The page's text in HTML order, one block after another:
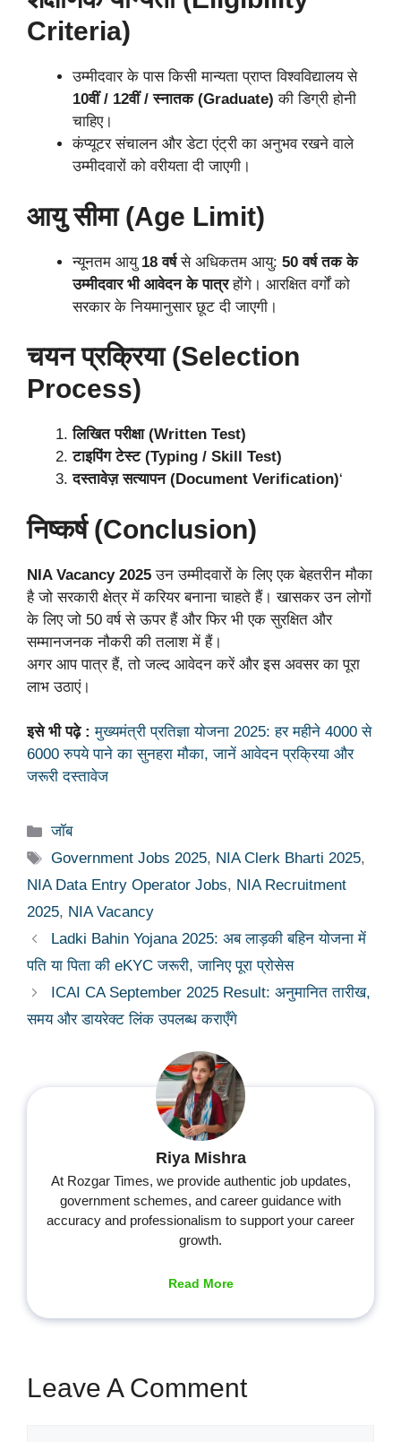
Criteria)
उम्मीदवार के पास किसी मान्यता प्राप्त विश्वविद्यालय से
10वीं / 12वीं / स्नातक (Graduate) की डिग्री होनी
चाहिए।
कंप्यूटर संचालन और डेटा एंट्री का अनुभव रखने वाले
उम्मीदवारों को वरीयता दी जाएगी।
आयु सीमा (Age Limit)
न्यूनतम आयु 18 वर्षसे अधिकतम आयु: 50 वर्ष तक के
उम्मीदवार भी आवेदन के पात्रहोंगे। आरक्षित वर्गों को
सरकार के नियमानुसार छूट दी जाएगी।
चयन प्रक्रिया (Selection
Process)
लिखित परीक्षा (Written Test)
टाइपिंग टेस्ट (Typing / Skill Test)
दस्तावेज़ सत्यापन (Document Verification)‘
निष्कर्ष (Conclusion)
NIA Vacancy 2025 उन उम्मीदवारों के लिए एक बेहतरीन मौका
है जो सरकारी क्षेत्र में करियर बनाना चाहते हैं। खासकर उन लोगों
के लिए जो 50 वर्ष से ऊपर हैं और फिर भी एक सुरक्षित और
सम्मानजनक नौकरी की तलाश में हैं।
अगर आप पात्र हैं, तो जल्द आवेदन करें और इस अवसर का पूरा
लाभ उठाएं।
इसे भी पढ़े : मुख्यमंत्री प्रतिज्ञा योजना 2025: हर महीने 4000 से
6000 रुपये पाने का सुनहरा मौका, जानें आवेदन प्रक्रिया और
जरूरी दस्तावेज
Categories
जॉब
Tags
Government Jobs 2025, NIA Clerk Bharti 2025,
NIA Data Entry Operator Jobs, NIA Recruitment
2025, NIA Vacancy
Ladki Bahin Yojana 2025: अब लाड़की बहिन योजना में
पति या पिता की eKYC जरूरी, जानिए पूरा प्रोसेस
ICAI CA September 2025 Result: अनुमानित तारीख,
समय और डायरेक्ट लिंक उपलब्ध कराएँगे
Riya Mishra
At Rozgar Times, we provide authentic job updates,
government schemes, and career guidance with
accuracy and professionalism to support your career
growth.
Read More
Leave A Comment